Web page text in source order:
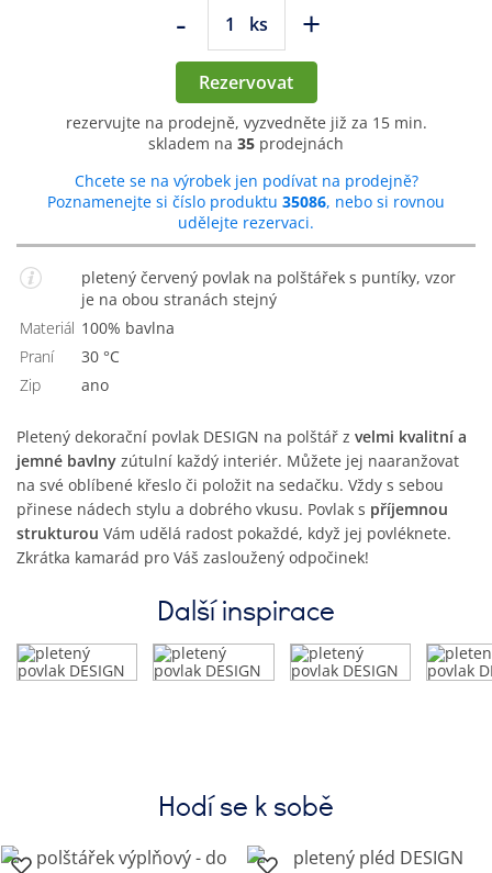
- ks +
Rezervovat
rezervujte na prodejně, vyzvedněte již za 15 min.
skladem na 35 prodejnách
Chcete se na výrobek jen podívat na prodejně?
Poznamenejte si číslo produktu 35086, nebo si rovnou
udělejte rezervaci.
pletený červený povlak na polštářek s puntíky, vzor
je na obou stranách stejný
Materiál
100% bavlna
Praní
30 °C
Zip
Ano
Pletený dekorační povlak DESIGN na polštář z velmi kvalitní a
jemné bavlny zútulní každý interiér. Můžete jej naaranžovat
na své oblíbené křeslo či položit na sedačku. Vždy s sebou
přinese nádech stylu a dobrého vkusu. Povlak s příjemnou
strukturou Vám udělá radost pokaždé, když jej povléknete.
Zkrátka kamarád pro Váš zasloužený odpočinek!
Další inspirace
Hodí se k sobě